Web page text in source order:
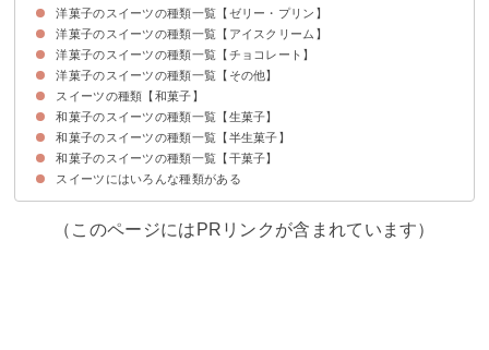
①クッキー
②マドレーヌ
③フィナンシェ
④マカロン
⑤ガレット・デ・ロワ
⑥スコーン
⑦ワッフル
⑧ミンスパイ
⑨ジンジャーブレッド
⑩シュトレン
⑪ウエハース
⑫カヌレ
洋菓子のスイーツの種類一覧【ゼリー・プリン】
①ゼリー
②カスタードプディング
③ババロア
④ムース
⑤パンナコッタ
洋菓子のスイーツの種類一覧【アイスクリーム】
①アイスクリーム
②ソフトクリーム
③シャーベット
④ジェラート
⑤トルコアイス
洋菓子のスイーツの種類一覧【チョコレート】
①ガトーショコラ
②トリュフチョコレート
③生チョコレート
④ブラウニー
⑤エクレア
⑥フォンダンショコラ
洋菓子のスイーツの種類一覧【その他】
①キャラメル
②キャンディ
③マシュマロ
④クレープ
スイーツの種類【和菓子】
和菓子のスイーツの種類一覧【生菓子】
①団子
②たい焼き
和菓子のスイーツの種類一覧【半生菓子】
①最中
②石衣
和菓子のスイーツの種類一覧【干菓子】
①金平糖
②和三盆
スイーツにはいろんな種類がある
（このページにはPRリンクが含まれています）